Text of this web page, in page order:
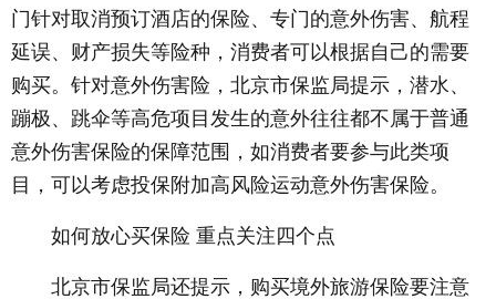
门针对取消预订酒店的保险、专门的意外伤害、航程
延误、财产损失等险种，消费者可以根据自己的需要
购买。针对意外伤害险，北京市保监局提示，潜水、
蹦极、跳伞等高危项目发生的意外往往都不属于普通
意外伤害保险的保障范围，如消费者要参与此类项
目，可以考虑投保附加高风险运动意外伤害保险。
如何放心买保险 重点关注四个点
北京市保监局还提示，购买境外旅游保险要注意